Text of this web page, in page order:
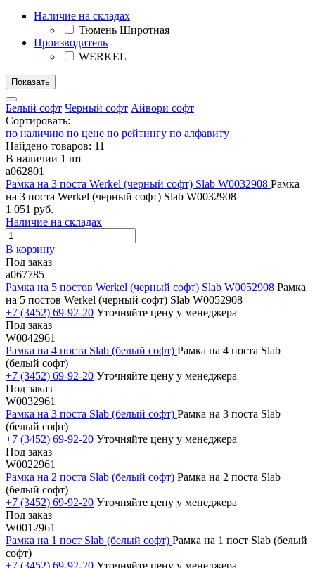
Наличие на складах
Тюмень Широтная
Производитель
WERKEL
Белый софт Черный софт Айвори софт
Сортировать:
по наличию по цене по рейтингу по алфавиту
Найдено товаров: 11
В наличии 1 шт
a062801
Рамка на 3 поста Werkel (черный софт) Slab W0032908 Рамка
на 3 поста Werkel (черный софт) Slab W0032908
1 051 руб.
Наличие на складах
В корзину
Под заказ
a067785
Рамка на 5 постов Werkel (черный софт) Slab W0052908 Рамка
на 5 постов Werkel (черный софт) Slab W0052908
+7 (3452) 69-92-20 Уточняйте цену у менеджера
Под заказ
W0042961
Рамка на 4 поста Slab (белый софт) Рамка на 4 поста Slab
(белый софт)
+7 (3452) 69-92-20 Уточняйте цену у менеджера
Под заказ
W0032961
Рамка на 3 поста Slab (белый софт) Рамка на 3 поста Slab
(белый софт)
+7 (3452) 69-92-20 Уточняйте цену у менеджера
Под заказ
W0022961
Рамка на 2 поста Slab (белый софт) Рамка на 2 поста Slab
(белый софт)
+7 (3452) 69-92-20 Уточняйте цену у менеджера
Под заказ
W0012961
Рамка на 1 пост Slab (белый софт) Рамка на 1 пост Slab (белый
софт)
+7 (3452) 69-92-20 Уточняйте цену у менеджера